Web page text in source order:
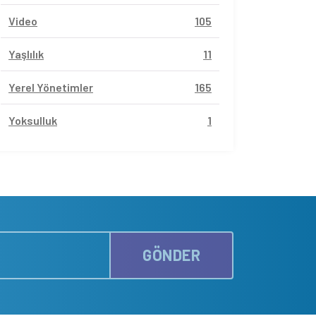
Video 105
Yaşlılık 11
Yerel Yönetimler 165
Yoksulluk 1
GÖNDER